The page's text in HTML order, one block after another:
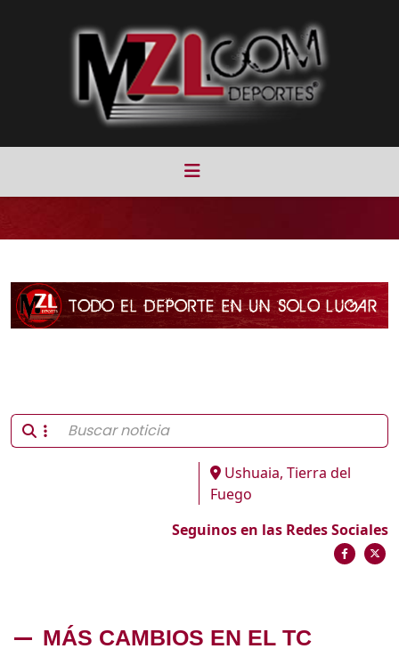
Ushuaia, Tierra del
Fuego
Seguinos en las Redes Sociales
MÁS CAMBIOS EN EL TC